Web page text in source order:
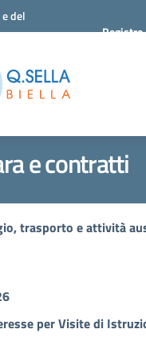
del
e contratti
trasporto e attività
per Visite di